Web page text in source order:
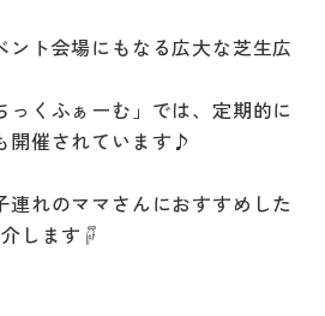
ント会場にもなる広大な芝生広
くふぁーむ」では、定期的に
開催されています♪
れのママさんにおすすめした
します☟